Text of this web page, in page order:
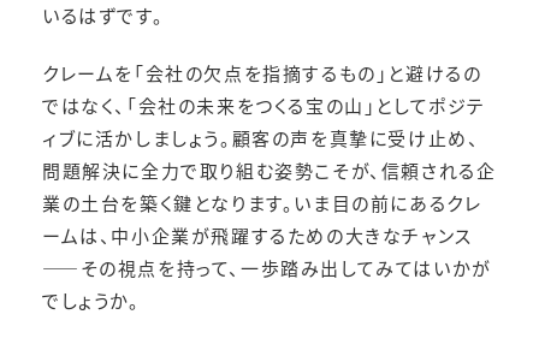
いるはずです。
クレームを「会社の欠点を指摘するもの」と避けるの
ではなく、「会社の未来をつくる宝の山」としてポジテ
ィブに活かしましょう。顧客の声を真摯に受け止め、
問題解決に全力で取り組む姿勢こそが、信頼される企
業の土台を築く鍵となります。いま目の前にあるクレ
ームは、中小企業が飛躍するための大きなチャンス
――その視点を持って、一歩踏み出してみてはいかが
でしょうか。